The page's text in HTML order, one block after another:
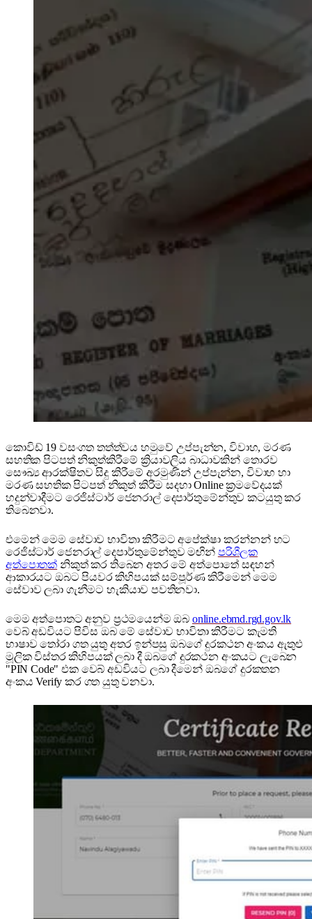
කොවිඩ් 19 වසංගත තත්ත්වය හමුවේ උප්පැන්න, විවාහ, මරණ
සහතික පිටපත් නිකුත්කිරීමේ ක්‍රියාවලිය බාධාවකින් තොරව
සෞඛ්‍ය ආරක්ෂිතව සිදු කිරීමේ අරමුණින් උප්පැන්න, විවාහ හා
මරණ සහතික පිටපත් නිකුත් කිරීම සදහා Online ක්‍රමවේදයක්
හදුන්වාදීමට රෙජිස්ටාර් ජෙනරාල් දෙපාර්තුමේන්තුව කටයුතු කර
තිබෙනවා.
එමෙන් මෙම සේවාව භාවිතා කිරීමට අපේක්ෂා කරන්නන් හට
රෙජිස්ටාර් ජෙනරාල් දෙපාර්තුමේන්තුව මඟින් පරිශීලක
අත්පොතක් නිකුත් කර තිබෙන අතර මේ අත්පොතේ සඳහන්
ආකාරයට ඔබට පියවර කිහිපයක් සම්පූර්ණ කිරීමෙන් මෙම
සේවාව ලබා ගැනීමට හැකියාව පවතිනවා.
මෙම අත්පොතට අනුව ප්‍රථමයෙන්ම ඔබ online.ebmd.rgd.gov.lk
වෙබ් අඩවියට පිවිස ඔබ මේ සේවාව භාවිතා කිරීමට කැමති
භාෂාව තෝරා ගත යුතු අතර ඉන්පසු ඔබගේ දුරකථන අංකය ඇතුළු
මූලික විස්තර කිහිපයක් ලබා දී ඔබගේ දුරකථන අංකයට ලැබෙන
"PIN Code" එක වෙබ් අඩවියට ලබා දීමෙන් ඔබගේ දුරකතන
අංකය Verify කර ගත යුතු වනවා.